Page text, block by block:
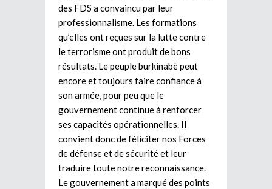
des FDS a convaincu par leur
professionnalisme. Les formations
qu’elles ont reçues sur la lutte contre
le terrorisme ont produit de bons
résultats. Le peuple burkinabè peut
encore et toujours faire confiance à
son armée, pour peu que le
gouvernement continue à renforcer
ses capacités opérationnelles. Il
convient donc de féliciter nos Forces
de défense et de sécurité et leur
traduire toute notre reconnaissance.
Le gouvernement a marqué des points